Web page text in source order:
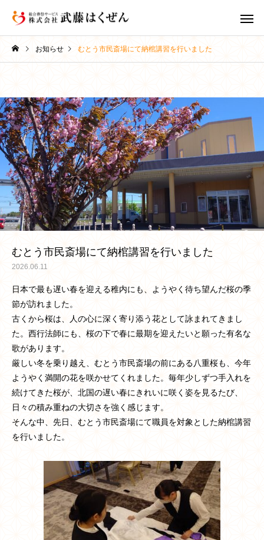
家族葬 一日葬
直葬・火葬式
会員制度 ま
ラブ
葬儀豆知識
お葬式の全体像と2日間の
スケジュール｜初めての方
でも安心｜稚内の葬儀社が
丁寧に解説
葬儀豆知識
お葬式の費用の内訳と
場・事前相談のすすめ
内の葬儀社がわかりや
解説
お知らせ むとう市民斎場にて納棺講習を行いました
むとう市民斎場にて納棺講習を行いました
2026.06.11
日本で最も遅い春を迎える稚内にも、ようやく待ち望んだ桜の季
節が訪れました。
古くから桜は、人の心に深く寄り添う花として詠まれてきまし
た。西行法師にも、桜の下で春に最期を迎えたいと願った有名な
歌があります。
厳しい冬を乗り越え、むとう市民斎場の前にある八重桜も、今年
ようやく満開の花を咲かせてくれました。毎年少しずつ手入れを
続けてきた桜が、北国の遅い春にきれいに咲く姿を見るたび、
日々の積み重ねの大切さを強く感じます。
そんな中、先日、むとう市民斎場にて職員を対象とした納棺講習
を行いました。